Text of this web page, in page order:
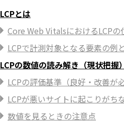
LCPとは
Core Web VitalsにおけるLCPの
LCPで計測対象となる要素の例
LCPの数値の読み解き（現状把握）
LCPの評価基準（良好・改善が
LCPが悪いサイトに起こりがち
数値を見るときの注意点